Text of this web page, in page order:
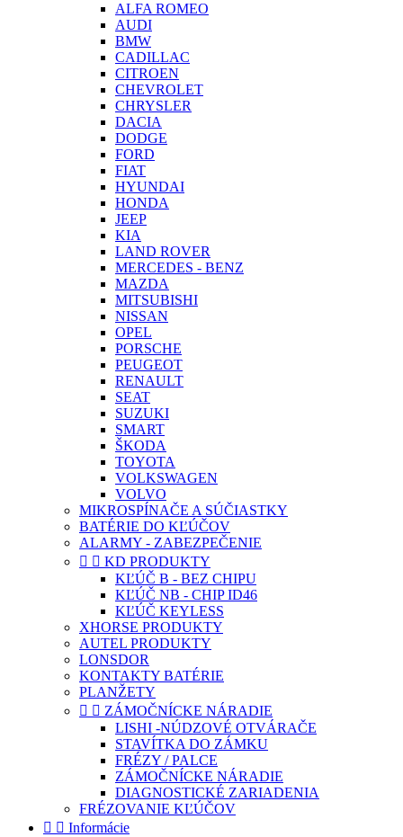
ALFA ROMEO
AUDI
BMW
CADILLAC
CITROEN
CHEVROLET
CHRYSLER
DACIA
DODGE
FORD
FIAT
HYUNDAI
HONDA
JEEP
KIA
LAND ROVER
MERCEDES - BENZ
MAZDA
MITSUBISHI
NISSAN
OPEL
PORSCHE
PEUGEOT
RENAULT
SEAT
SUZUKI
SMART
ŠKODA
TOYOTA
VOLKSWAGEN
VOLVO
MIKROSPÍNAČE A SÚČIASTKY
BATÉRIE DO KĽÚČOV
ALARMY - ZABEZPEČENIE
  KD PRODUKTY
KĽÚČ B - BEZ CHIPU
KĽÚČ NB - CHIP ID46
KĽÚČ KEYLESS
XHORSE PRODUKTY
AUTEL PRODUKTY
LONSDOR
KONTAKTY BATÉRIE
PLANŽETY
  ZÁMOČNÍCKE NÁRADIE
LISHI -NÚDZOVÉ OTVÁRAČE
STAVÍTKA DO ZÁMKU
FRÉZY / PALCE
ZÁMOČNÍCKE NÁRADIE
DIAGNOSTICKÉ ZARIADENIA
FRÉZOVANIE KĽÚČOV
  Informácie